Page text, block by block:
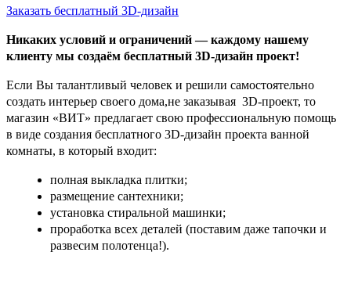
Заказать бесплатный 3D-дизайн
Никаких условий и ограничений — каждому нашему
клиенту мы создаём бесплатный 3D-дизайн проект!
Если Вы талантливый человек и решили самостоятельно
создать интерьер своего дома,не заказывая 3D-проект, то
магазин «ВИТ» предлагает свою профессиональную помощь
в виде создания бесплатного 3D-дизайн проекта ванной
комнаты, в который входит:
полная выкладка плитки;
размещение сантехники;
установка стиральной машинки;
проработка всех деталей (поставим даже тапочки и
развесим полотенца!).